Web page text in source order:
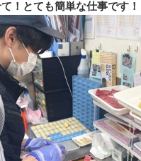
！とても簡単な仕事です！